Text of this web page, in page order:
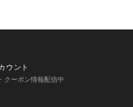
ウント
クーポン情報配信中